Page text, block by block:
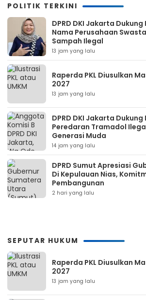
POLITIK TERKINI
DPRD DKI Jakarta
Nama Perusahaan
Sampah Ilegal
13 jam yang lalu
Raperda PKL Diusulkan
2027
13 jam yang lalu
DPRD DKI Jakarta
Peredaran Tramadol
Generasi Muda
14 jam yang lalu
DPRD Sumut Apresiasi
Di Kepulauan Nias,
Pembangunan
2 hari yang lalu
SEPUTAR HUKUM
Raperda PKL Diusulkan
2027
13 jam yang lalu